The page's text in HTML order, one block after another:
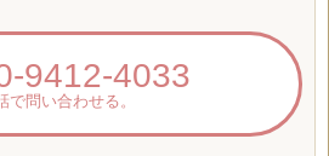
9412-4033
で問い合わせる。